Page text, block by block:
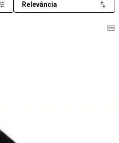
Relevância